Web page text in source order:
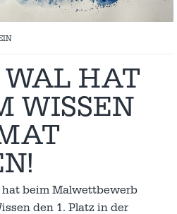
HAT
WISSEN
hat beim Malwettbewerb
den 1. Platz in der